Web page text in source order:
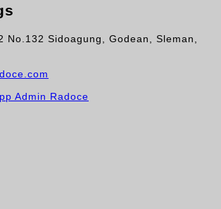
No.132 Sidoagung, Godean, Sleman,
Admin Radoce